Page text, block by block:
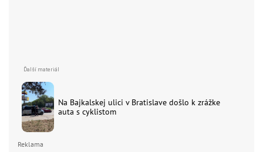
Na Bajkalskej ulici v Bratislave došlo k zrážke
auta s cyklistom
Reklama